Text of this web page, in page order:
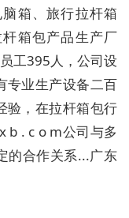
箱、旅行拉杆箱
箱包产品生产厂
工395人，公司设
专业生产设备二百
验，在拉杆箱包行
b . c o m公司与多
的合作关系...广东